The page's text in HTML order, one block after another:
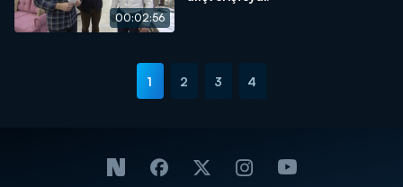
00:02:56
1 2 3 4